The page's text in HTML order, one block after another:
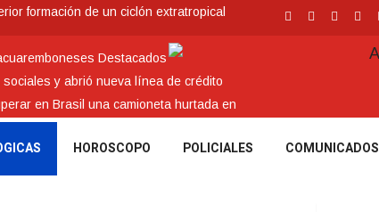
formación de un ciclón extratropical
Destacados
y abrió nueva línea de crédito
en Brasil una camioneta hurtada en
HOROSCOPO POLICIALES COMUNICADOS